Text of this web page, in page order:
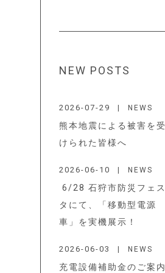
NEW POSTS
2026-07-29 NEWS
熊本地震による被害を受
けられた皆様へ
2026-06-10 NEWS
6/28 石狩市防災フェス
タにて、「移動型電源
車」を実機展示！
2026-06-03 NEWS
充電設備補助金のご案内